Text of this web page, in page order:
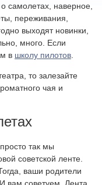
самолетах, наверное,
переживания,
выходят новинки,
много. Если
в школу пилотов
то залезайте
чая и
так мы
советской ленте.
ваши родители
вам советуем. Лента